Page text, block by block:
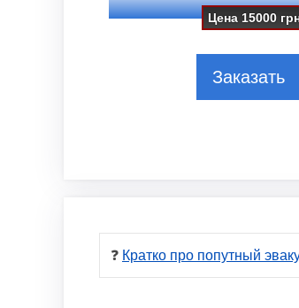
Цена 15000
Заказать
❓ Кратко про попутный